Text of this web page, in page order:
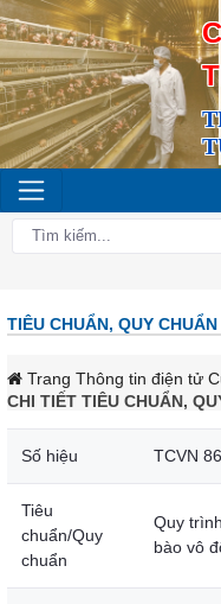
TIÊU CHUẨN, QUY CHUẨN
Trang Thông tin điện tử
CHI TIẾT TIÊU CHUẨN,
Số hiệu TCVN
Tiêu
chuẩn/Quy
chuẩn
Quy
bào vô